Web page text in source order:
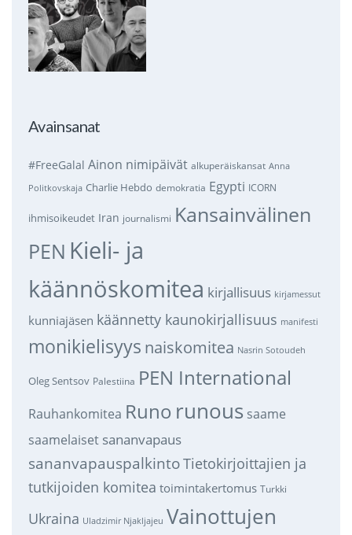
Avainsanat
#FreeGalal Ainon nimipäivät alkuperäiskansat Anna
Politkovskaja Charlie Hebdo demokratia Egypti ICORN
ihmisoikeudet Iran journalismi Kansainvälinen
PEN Kieli- ja
käännöskomitea kirjallisuus kirjamessut
kunniajäsen käännetty kaunokirjallisuus manifesti
monikielisyys naiskomitea Nasrin Sotoudeh
Oleg Sentsov Palestiina PEN International
Rauhankomitea Runo runous saame
saamelaiset sananvapaus
sananvapauspalkintoTietokirjoittajien ja
tutkijoiden komitea toimintakertomus Turkki
Ukraina Uladzimir Njakljajeu Vainottujen